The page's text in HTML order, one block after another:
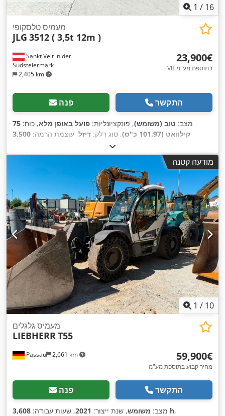
1 / 16
Sankt Veit in der
Südsteiermark
2,405 km
מעמיס טלסקופי
JLG 3512 ( 3,5t 12m )
‏23,900 ‏€
VB בתוספת מע"מ
פנה התקשר
מצב: טוב (משומש), פונקציונליות: פועל באופן מלא, כוח: 75
קילוואט (101.97 כ"ס)
, סוג דלק: דיזל, עוצמת הרמה: 3,500
6,041 h
, ציוד:הנעה בכל הגלגלים, קְלָפוֹת מַזְלֵג (forks for
מודעה קטנה
1 / 10
Passau 2,661 km
מעמיס גלגלים
LIEBHERRT55
‏59,900 ‏€
מחיר קבוע בתוספת מע"מ
פנה התקשר
מצב: משומש, שנת ייצור: 2021, שעות עבודה: 3,608 h,